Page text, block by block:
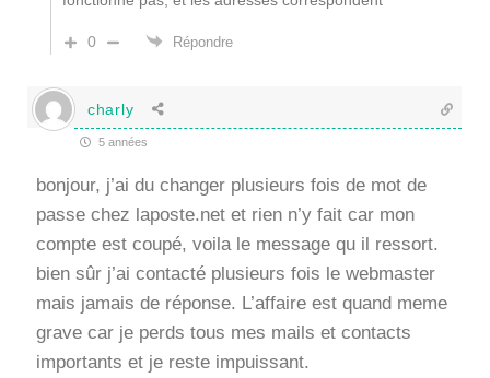
0 Répondre
charly
5 années
bonjour, j’ai du changer plusieurs fois de mot de
passe chez laposte.net et rien n’y fait car mon
compte est coupé, voila le message qu il ressort.
bien sûr j’ai contacté plusieurs fois le webmaster
mais jamais de réponse. L’affaire est quand meme
grave car je perds tous mes mails et contacts
importants et je reste impuissant.